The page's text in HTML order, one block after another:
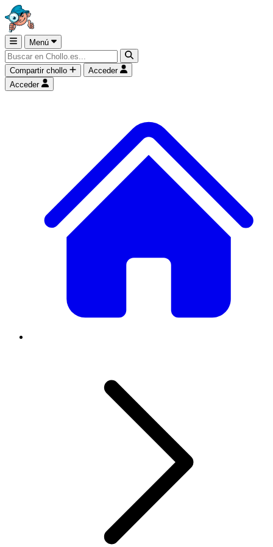
Menú
Compartir chollo
Acceder
Acceder